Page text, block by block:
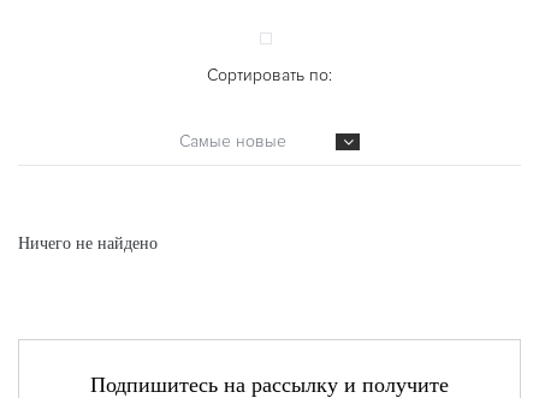
Сортировать по:
Самые новые
Ничего не найдено
Подпишитесь на рассылку и получите